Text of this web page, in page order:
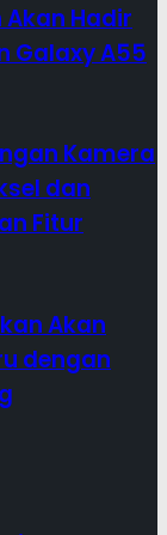
Akan Hadir
Galaxy A55
Kamera
dan
Fitur
Akan
dengan